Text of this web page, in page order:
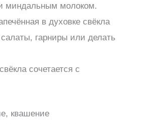
миндальным молоком.
в духовке свёкла
гарниры или делать
сочетается с
квашение